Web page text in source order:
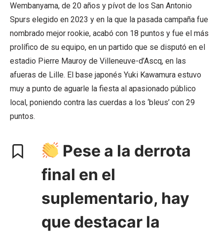
Wembanyama, de 20 años y pívot de los San Antonio
Spurs elegido en 2023 y en la que la pasada campaña fue
nombrado mejor rookie, acabó con 18 puntos y fue el más
prolífico de su equipo, en un partido que se disputó en el
estadio Pierre Mauroy de Villeneuve-d’Ascq, en las
afueras de Lille. El base japonés Yuki Kawamura estuvo
muy a punto de aguarle la fiesta al apasionado público
local, poniendo contra las cuerdas a los ‘bleus’ con 29
puntos.
Pese a la derrota
final en el
suplementario, hay
que destacar la